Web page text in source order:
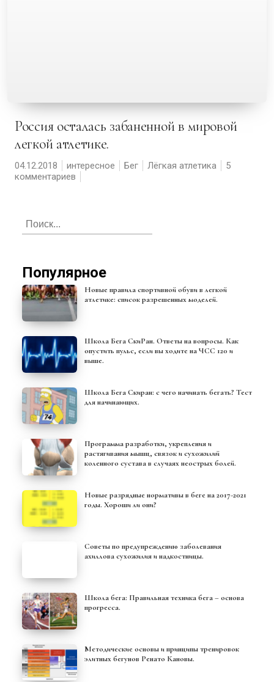
Россия осталась забаненной в мировой
легкой атлетике.
04.12.2018 интересное Бег Лёгкая атлетика
5
комментариев
Популярное
Новые правила спортивной обуви в легкой
атлетике: список разрешенных моделей.
Школа Бега СкиРан. Ответы на вопросы. Как
опустить пульс, если вы ходите на ЧСС 120 и
выше.
Школа Бега Скиран: с чего начинать бегать? Тест
для начинающих.
Программа разработки, укрепления и
растягивания мышц, связок и сухожилий
коленного сустава в случаях неострых болей.
Новые разрядные нормативы в беге на 2017-2021
годы. Хороши ли они?
Советы по предупреждению заболевания
ахиллова сухожилия и надкостницы.
Школа бега: Правильная техника бега – основа
прогресса.
Методические основы и принципы тренировок
элитных бегунов Ренато Кановы.